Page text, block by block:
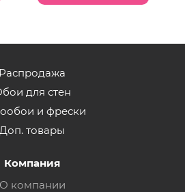
Распродажа
для стен
и фрески
Доп. товары
Компания
О компании